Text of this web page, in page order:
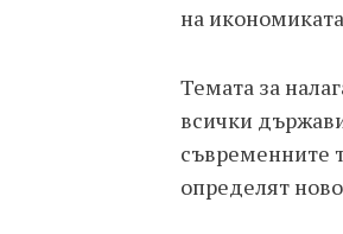
на
Темата за
всички
съвременните
определят